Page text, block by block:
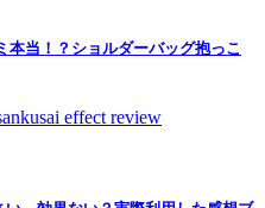
当！？ショルダーバッグ抱っこ